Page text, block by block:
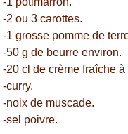
-2 ou 3 carottes.
-1 grosse pomme de
-50 g de beurre environ.
-20 cl de crème fraîche à
-curry.
-noix de muscade.
-sel poivre.